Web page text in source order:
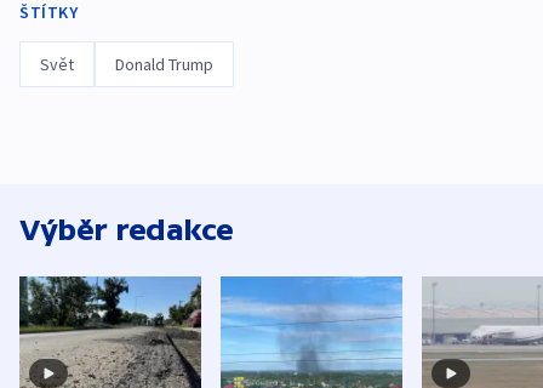
ŠTÍTKY
Svět Donald Trump
Výběr redakce